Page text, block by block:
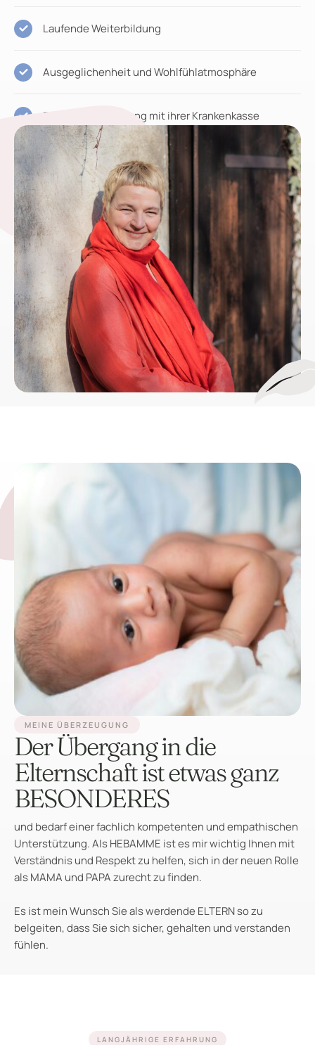
Laufende Weiterbildung
Ausgeglichenheit und Wohlfühlatmosphäre
Direkte Abrechunung mit ihrer Krankenkasse
MEINE ÜBERZEUGUNG
Der Übergang in die
Elternschaft ist etwas ganz
BESONDERES
und bedarf einer fachlich kompetenten und empathischen
Unterstützung. Als HEBAMME ist es mir wichtig Ihnen mit
Verständnis und Respekt zu helfen, sich in der neuen Rolle
als MAMA und PAPA zurecht zu finden.
Es ist mein Wunsch Sie als werdende ELTERN so zu
belgeiten, dass Sie sich sicher, gehalten und verstanden
fühlen.
LANGJÄHRIGE ERFAHRUNG